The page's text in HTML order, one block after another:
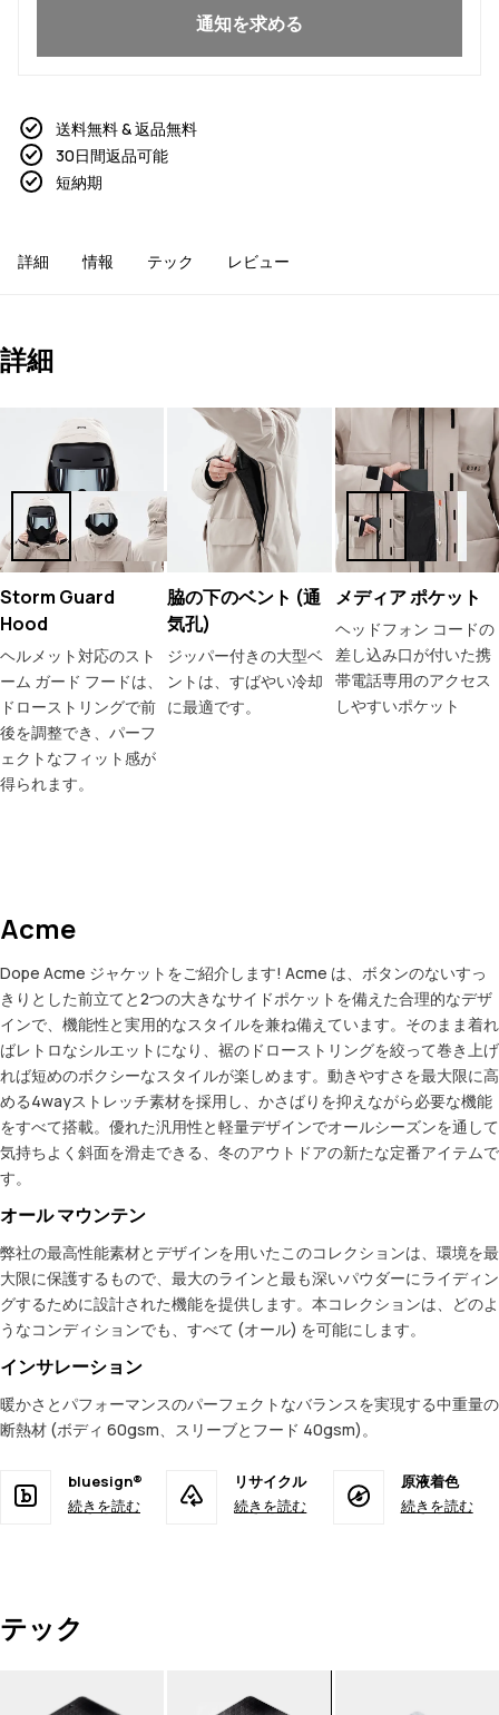
通知を求める
送料無料 & 返品無料
30日間返品可能
短納期
詳細 情報 テック レビュー
詳細
Storm Guard
Hood
ヘルメット対応のスト
ーム ガード フードは、
ドローストリングで前
後を調整でき、パーフ
ェクトなフィット感が
得られます。
脇の下のベント (通
気孔)
ジッパー付きの大型ベ
ントは、すばやい冷却
に最適です。
メディア ポケット
ヘッドフォン コードの
差し込み口が付いた携
帯電話専用のアクセス
しやすいポケット
Acme
Dope Acme ジャケットをご紹介します! Acme は、ボタンのないすっ
きりとした前立てと2つの大きなサイドポケットを備えた合理的なデザ
インで、機能性と実用的なスタイルを兼ね備えています。そのまま着れ
ばレトロなシルエットになり、裾のドローストリングを絞って巻き上げ
れば短めのボクシーなスタイルが楽しめます。動きやすさを最大限に高
める4wayストレッチ素材を採用し、かさばりを抑えながら必要な機能
をすべて搭載。優れた汎用性と軽量デザインでオールシーズンを通して
気持ちよく斜面を滑走できる、冬のアウトドアの新たな定番アイテムで
す。
オール マウンテン
弊社の最高性能素材とデザインを用いたこのコレクションは、環境を最
大限に保護するもので、最大のラインと最も深いパウダーにライディン
グするために設計された機能を提供します。本コレクションは、どのよ
うなコンディションでも、すべて (オール) を可能にします。
インサレーション
暖かさとパフォーマンスのパーフェクトなバランスを実現する中重量の
断熱材 (ボディ 60gsm、スリーブとフード 40gsm)。
bluesign®
続きを読む
リサイクル
続きを読む
原液着色
続きを読む
テック